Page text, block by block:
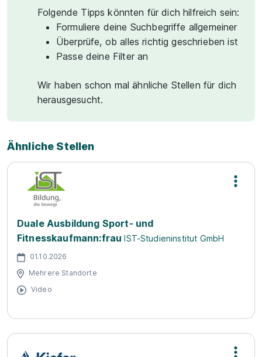
Folgende Tipps könnten für dich hilfreich sein:
Formuliere deine Suchbegriffe allgemeiner
Überprüfe, ob alles richtig geschrieben ist
Passe deine Filter an
Wir haben schon mal ähnliche Stellen für dich
herausgesucht.
Ähnliche Stellen
Duale Ausbildung Sport- und
Fitnesskaufmann:frau IST-Studieninstitut GmbH
01.10.2026
Mehrere Standorte
Video